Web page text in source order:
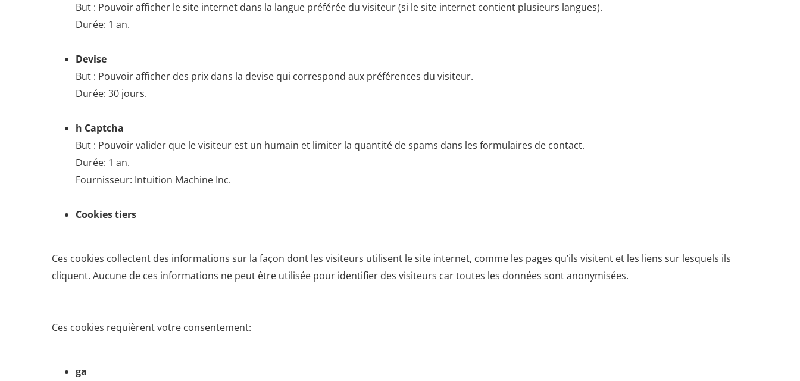
But : Pouvoir afficher le site internet dans la langue préférée du visiteur (si le site internet contient plusieurs langues).
Durée: 1 an.
Devise
But : Pouvoir afficher des prix dans la devise qui correspond aux préférences du visiteur.
Durée: 30 jours.
h Captcha
But : Pouvoir valider que le visiteur est un humain et limiter la quantité de spams dans les formulaires de contact.
Durée: 1 an.
Fournisseur: Intuition Machine Inc.
Cookies tiers
Ces cookies collectent des informations sur la façon dont les visiteurs utilisent le site internet, comme les pages qu’ils visitent et les liens sur lesquels ils
cliquent. Aucune de ces informations ne peut être utilisée pour identifier des visiteurs car toutes les données sont anonymisées.
Ces cookies requièrent votre consentement:
ga